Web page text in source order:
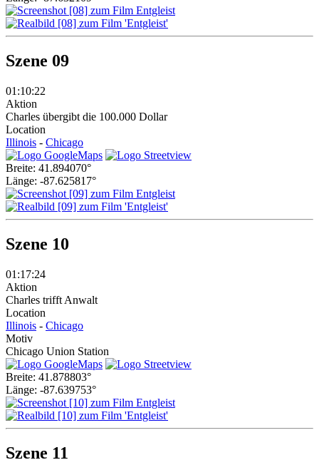
Szene 09
01:10:22
Aktion
Charles übergibt die 100.000 Dollar
Location
Illinois - Chicago
Breite: 41.894070°
Länge: -87.625817°
Szene 10
01:17:24
Aktion
Charles trifft Anwalt
Location
Illinois - Chicago
Motiv
Chicago Union Station
Breite: 41.878803°
Länge: -87.639753°
Szene 11